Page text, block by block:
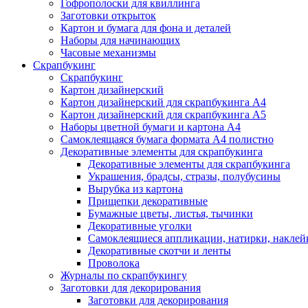
Гофрополоски для квиллинга
Заготовки открыток
Картон и бумага для фона и деталей
Наборы для начинающих
Часовые механизмы
Скрапбукинг
Скрапбукинг
Картон дизайнерский
Картон дизайнерский для скрапбукинга А4
Картон дизайнерский для скрапбукинга А5
Наборы цветной бумаги и картона А4
Самоклеящаяся бумага формата А4 полистно
Декоративные элементы для скрапбукинга
Декоративные элементы для скрапбукинга
Украшения, брадсы, стразы, полубусины
Вырубка из картона
Прищепки декоративные
Бумажные цветы, листья, тычинки
Декоративные уголки
Самоклеящиеся аппликации, натирки,
Декоративные скотчи и ленты
Проволока
Журналы по скрапбукингу
Заготовки для декорирования
Заготовки для декорирования